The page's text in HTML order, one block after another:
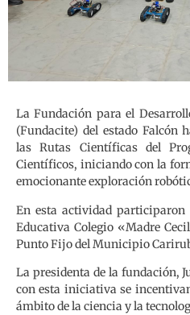
La Fundación para el
(Fundacite) del estado Falcón
las Rutas Científicas del
Científicos, iniciando con la
emocionante exploración
En esta actividad participaron
Educativa Colegio «Madre
Punto Fijo del Municipio
La presidenta de la fundación,
con esta iniciativa se
ámbito de la ciencia y la